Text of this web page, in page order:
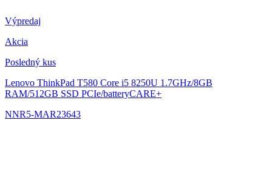
Výpredaj
Akcia
Posledný kus
Lenovo ThinkPad T580 Core i5 8250U 1.7GHz/8GB
RAM/512GB SSD PCIe/batteryCARE+
NNR5-MAR23643